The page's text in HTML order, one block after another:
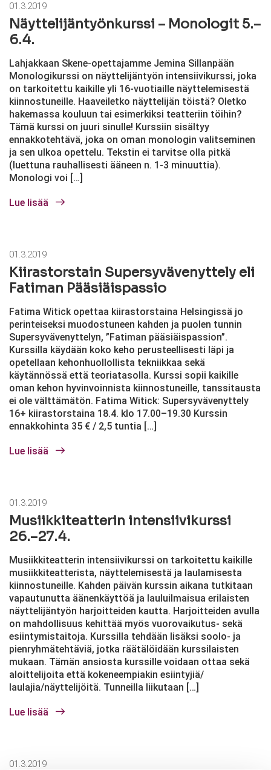
01.3.2019
Näyttelijäntyönkurssi – Monologit 5.–
6.4.
Lahjakkaan Skene-opettajamme Jemina Sillanpään
Monologikurssi on näyttelijäntyön intensiivikurssi, joka
on tarkoitettu kaikille yli 16-vuotiaille näyttelemisestä
kiinnostuneille. Haaveiletko näyttelijän töistä? Oletko
hakemassa kouluun tai esimerkiksi teatteriin töihin?
Tämä kurssi on juuri sinulle! Kurssiin sisältyy
ennakkotehtävä, joka on oman monologin valitseminen
ja sen ulkoa opettelu. Tekstin ei tarvitse olla pitkä
(luettuna rauhallisesti ääneen n. 1-3 minuuttia).
Monologi voi […]
Lue lisää
01.3.2019
Kiirastorstain Supersyvävenyttely eli
Fatiman Pääsiäispassio
Fatima Witick opettaa kiirastorstaina Helsingissä jo
perinteiseksi muodostuneen kahden ja puolen tunnin
Supersyvävenyttelyn, ”Fatiman pääsiäispassion”.
Kurssilla käydään koko keho perusteellisesti läpi ja
opetellaan kehonhuollollista tekniikkaa sekä
käytännössä että teoriatasolla. Kurssi sopii kaikille
oman kehon hyvinvoinnista kiinnostuneille, tanssitausta
ei ole välttämätön. Fatima Witick: Supersyvävenyttely
16+ kiirastorstaina 18.4. klo 17.00–19.30 Kurssin
ennakkohinta 35 € / 2,5 tuntia […]
Lue lisää
01.3.2019
Musiikkiteatterin intensiivikurssi
26.–27.4.
Musiikkiteatterin intensiivikurssi on tarkoitettu kaikille
musiikkiteatterista, näyttelemisestä ja laulamisesta
kiinnostuneille. Kahden päivän kurssin aikana tutkitaan
vapautunutta äänenkäyttöä ja lauluilmaisua erilaisten
näyttelijäntyön harjoitteiden kautta. Harjoitteiden avulla
on mahdollisuus kehittää myös vuorovaikutus- sekä
esiintymistaitoja. Kurssilla tehdään lisäksi soolo- ja
pienryhmätehtäviä, jotka räätälöidään kurssilaisten
mukaan. Tämän ansiosta kurssille voidaan ottaa sekä
aloittelijoita että kokeneempiakin esiintyjiä/
laulajia/näyttelijöitä. Tunneilla liikutaan […]
Lue lisää
01.3.2019